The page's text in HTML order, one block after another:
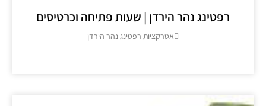
רפטינג נהר הירדן | שעות פתיחה וכרטיסים
אטרקציות רפטינג נהר הירדן